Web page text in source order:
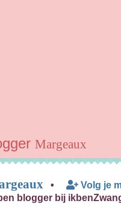
Margeaux
•
Volg je
blogger bij